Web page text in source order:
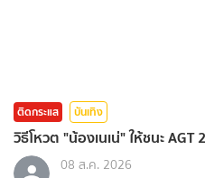
ติดกระแส บันเทิง
วิธีโหวต "น้องเนเน่" ให้ชนะ
08 ส.ค. 2026